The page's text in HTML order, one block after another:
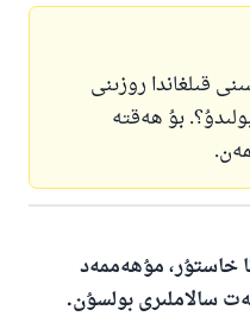
قىلغاندا روزىنى
بۇ ھەقتە
خاستۇر، مۇھەممەد
سالاملىرى بولسۇن.